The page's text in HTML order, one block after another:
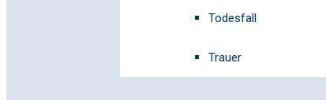
Todesfall
Trauer